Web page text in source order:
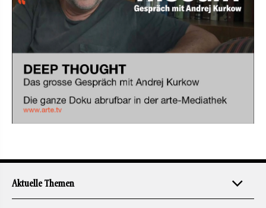
Aktuelle Themen